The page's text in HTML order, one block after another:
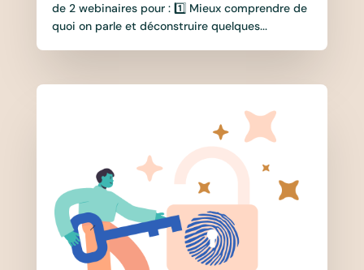
de 2 webinaires pour : 1️⃣ Mieux comprendre de
quoi on parle et déconstruire quelques...